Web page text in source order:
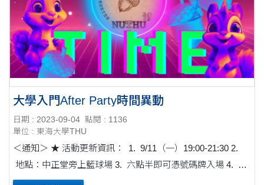
大學入門After Party時間異動
日期 : 2023-09-04 點閱 : 1136
單位 : 東海大學THU
＜通知＞ ★ 活動更新資訊： 1. 9/11（一）19:00-21:30 2.
地點：中正堂旁上籃球場 3. 六點半即可憑號碼牌入場 4. 現